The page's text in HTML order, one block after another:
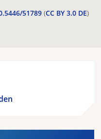
51789 (CC BY 3.0 DE)